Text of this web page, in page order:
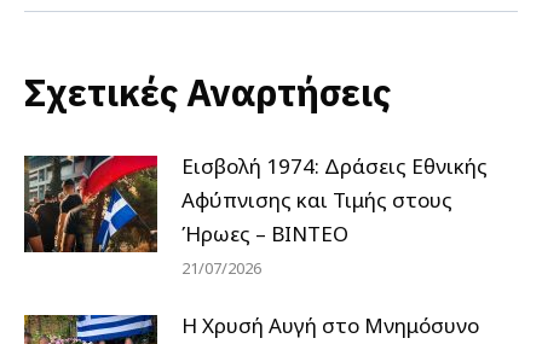
Σχετικές Αναρτήσεις
Εισβολή 1974: Δράσεις Εθνικής
Αφύπνισης και Τιμής στους
Ήρωες – ΒΙΝΤΕΟ
21/07/2026
Η Χρυσή Αυγή στο Μνημόσυνο